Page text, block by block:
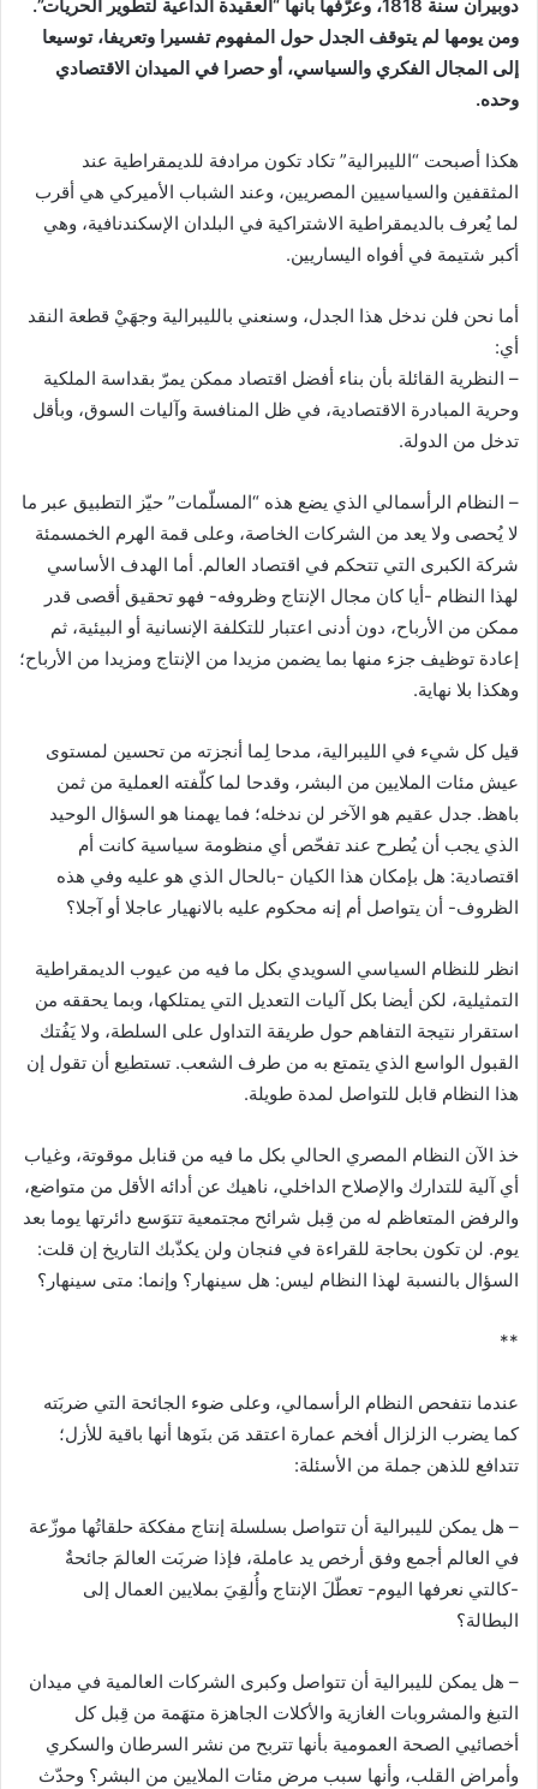
دوبيران سنة 1818، وعرّفها بأنها “العقيدة الداعية لتطوير الحريات”.
ومن يومها لم يتوقف الجدل حول المفهوم تفسيرا وتعريفا، توسيعا
إلى المجال الفكري والسياسي، أو حصرا في الميدان الاقتصادي
وحده.
هكذا أصبحت “الليبرالية” تكاد تكون مرادفة للديمقراطية عند
المثقفين والسياسيين المصريين، وعند الشباب الأميركي هي أقرب
لما يُعرف بالديمقراطية الاشتراكية في البلدان الإسكندنافية، وهي
أكبر شتيمة في أفواه اليساريين.
أما نحن فلن ندخل هذا الجدل، وسنعني بالليبرالية وجهَيْ قطعة النقد
أي:
– النظرية القائلة بأن بناء أفضل اقتصاد ممكن يمرّ بقداسة الملكية
وحرية المبادرة الاقتصادية، في ظل المنافسة وآليات السوق، وبأقل
تدخل من الدولة.
– النظام الرأسمالي الذي يضع هذه “المسلّمات” حيّز التطبيق عبر ما
لا يُحصى ولا يعد من الشركات الخاصة، وعلى قمة الهرم الخمسمئة
شركة الكبرى التي تتحكم في اقتصاد العالم. أما الهدف الأساسي
لهذا النظام -أيا كان مجال الإنتاج وظروفه- فهو تحقيق أقصى قدر
ممكن من الأرباح، دون أدنى اعتبار للتكلفة الإنسانية أو البيئية، ثم
إعادة توظيف جزء منها بما يضمن مزيدا من الإنتاج ومزيدا من الأرباح؛
وهكذا بلا نهاية.
قيل كل شيء في الليبرالية، مدحا لِما أنجزته من تحسين لمستوى
عيش مئات الملايين من البشر، وقدحا لما كلّفته العملية من ثمن
باهظ. جدل عقيم هو الآخر لن ندخله؛ فما يهمنا هو السؤال الوحيد
الذي يجب أن يُطرح عند تفحّص أي منظومة سياسية كانت أم
اقتصادية: هل بإمكان هذا الكيان -بالحال الذي هو عليه وفي هذه
الظروف- أن يتواصل أم إنه محكوم عليه بالانهيار عاجلا أو آجلا؟
انظر للنظام السياسي السويدي بكل ما فيه من عيوب الديمقراطية
التمثيلية، لكن أيضا بكل آليات التعديل التي يمتلكها، وبما يحققه من
استقرار نتيجة التفاهم حول طريقة التداول على السلطة، ولا يَفُتك
القبول الواسع الذي يتمتع به من طرف الشعب. تستطيع أن تقول إن
هذا النظام قابل للتواصل لمدة طويلة.
خذ الآن النظام المصري الحالي بكل ما فيه من قنابل موقوتة، وغياب
أي آلية للتدارك والإصلاح الداخلي، ناهيك عن أدائه الأقل من متواضع،
والرفض المتعاظم له من قِبل شرائح مجتمعية تتوَسع دائرتها يوما بعد
يوم. لن تكون بحاجة للقراءة في فنجان ولن يكذّبك التاريخ إن قلت:
السؤال بالنسبة لهذا النظام ليس: هل سينهار؟ وإنما: متى سينهار؟
**
عندما نتفحص النظام الرأسمالي، وعلى ضوء الجائحة التي ضربَته
كما يضرب الزلزال أفخم عمارة اعتقد مَن بنَوها أنها باقية للأزل؛
تتدافع للذهن جملة من الأسئلة:
– هل يمكن لليبرالية أن تتواصل بسلسلة إنتاج مفككة حلقاتُها موزّعة
في العالم أجمع وفق أرخص يد عاملة، فإذا ضربَت العالمَ جائحةٌ
-كالتي نعرفها اليوم- تعطّلَ الإنتاج وأُلقِيَ بملايين العمال إلى
البطالة؟
– هل يمكن لليبرالية أن تتواصل وكبرى الشركات العالمية في ميدان
التبغ والمشروبات الغازية والأكلات الجاهزة متهَمة من قِبل كل
أخصائيي الصحة العمومية بأنها تتربح من نشر السرطان والسكري
وأمراض القلب، وأنها سبب مرض مئات الملايين من البشر؟ وحدّث